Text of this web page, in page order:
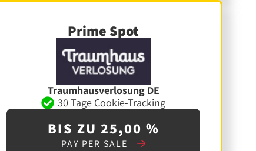
Prime Spot
Traumhausverlosung DE
30 Tage Cookie-Tracking
BIS ZU 25,00 %
PAY PER SALE